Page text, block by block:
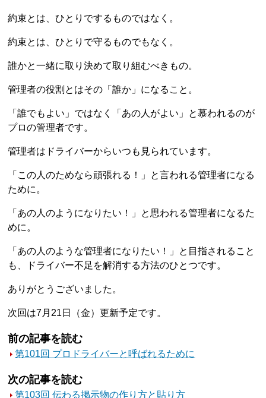
約束とは、ひとりでするものではなく。
約束とは、ひとりで守るものでもなく。
誰かと一緒に取り決めて取り組むべきもの。
管理者の役割とはその「誰か」になること。
「誰でもよい」ではなく「あの人がよい」と慕われるのが
プロの管理者です。
管理者はドライバーからいつも見られています。
「この人のためなら頑張れる！」と言われる管理者になる
ために。
「あの人のようになりたい！」と思われる管理者になるた
めに。
「あの人のような管理者になりたい！」と目指されること
も、ドライバー不足を解消する方法のひとつです。
ありがとうございました。
次回は7月21日（金）更新予定です。
前の記事を読む
第101回 プロドライバーと呼ばれるために
次の記事を読む
第103回 伝わる掲示物の作り方と貼り方